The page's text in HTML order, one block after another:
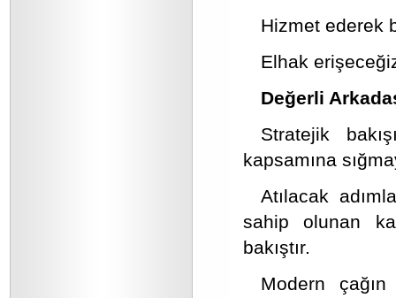
Hizmet ederek
Elhak
Değerli
Stratejik
kapsamına
Atılacak
sahip olunan
bakıştır.
Modern